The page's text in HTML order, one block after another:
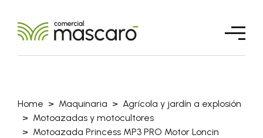
Home Maquinaria
Agrícola y jardín a explosión
Motoazadas y motocultores
Motoazada Princess MP3 PRO Motor Loncin